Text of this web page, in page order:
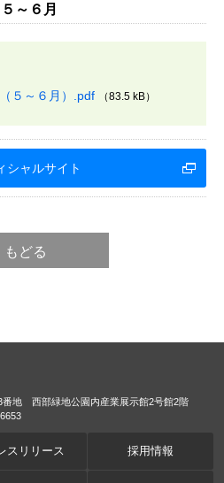
～６月
５～６月）.pdf （83.5 kB）
シャルサイト
もどる
番地 西部緑地公園内産業展示館2号館2階
スリリース 採用情報